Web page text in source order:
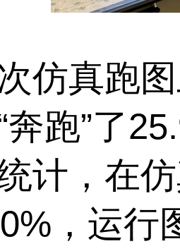
真跑图
奔跑”了
计，在
，运行